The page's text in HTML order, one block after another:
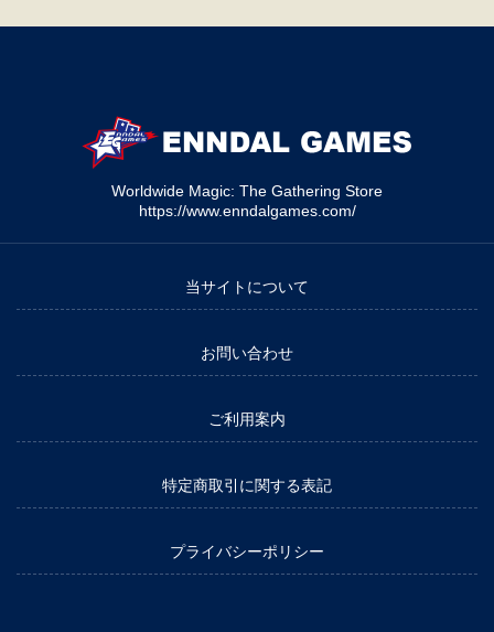
Worldwide Magic: The Gathering Store
https://www.enndalgames.com/
当サイトについて
お問い合わせ
ご利用案内
特定商取引に関する表記
プライバシーポリシー